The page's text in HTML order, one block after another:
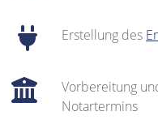
Erstellung des
Vorbereitung
Notartermins